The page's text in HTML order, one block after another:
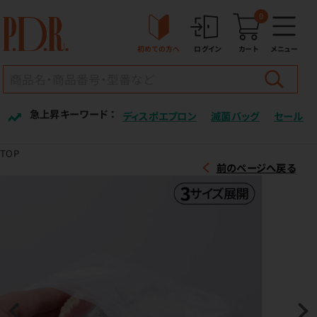
初めての方へ ログイン カート
0
メニュー
急上昇キーワード ： ディスポエプロン 滅菌バッグ セール
TOP
前のページへ戻る